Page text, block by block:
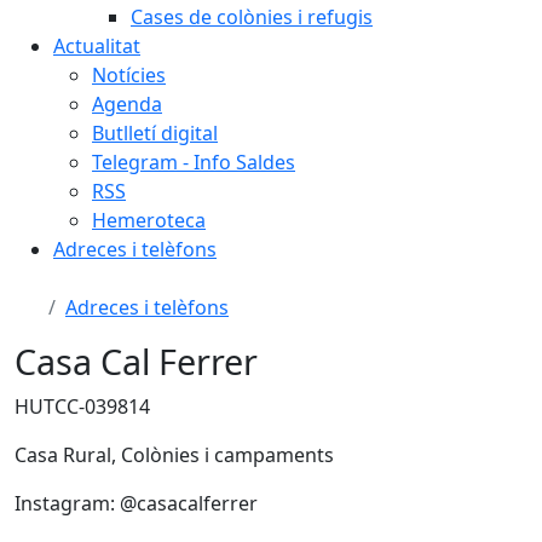
Cases de colònies i refugis
Actualitat
Notícies
Agenda
Butlletí digital
Telegram - Info Saldes
RSS
Hemeroteca
Adreces i telèfons
Adreces i telèfons
Casa Cal Ferrer
HUTCC-039814
Casa Rural, Colònies i campaments
Instagram: @casacalferrer